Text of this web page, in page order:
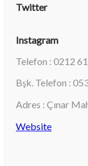
Twitter
Instagram
Telefon : 0212
Bşk. Telefon :
Adres : Çınar
Website